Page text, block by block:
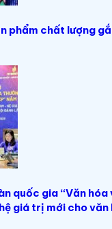
phẩm chất lượng
quốc gia “Văn hóa
giá trị mới cho văn